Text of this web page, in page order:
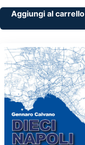
Aggiungi al carrello